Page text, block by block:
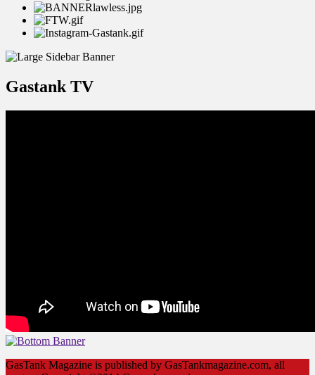
Gastank TV
GasTank Magazine is published by GasTankmagazine.com, all